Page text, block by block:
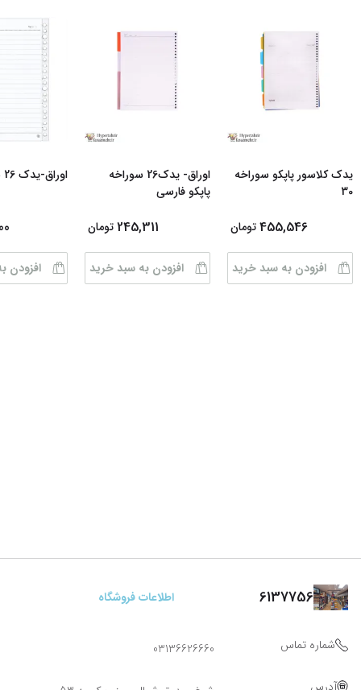
یدک کلاسور پاپکو سوراخه
30
455,546 تومان
افزودن به سبد خرید
اوراق- یدک26 سوراخه
پاپکو فارسی
245,311 تومان
افزودن به سبد خرید
اوراق-یدک 26 سوراخه آزاد
افزودن
6137756 اطلاعات فروشگاه
شماره تماس 03136626660